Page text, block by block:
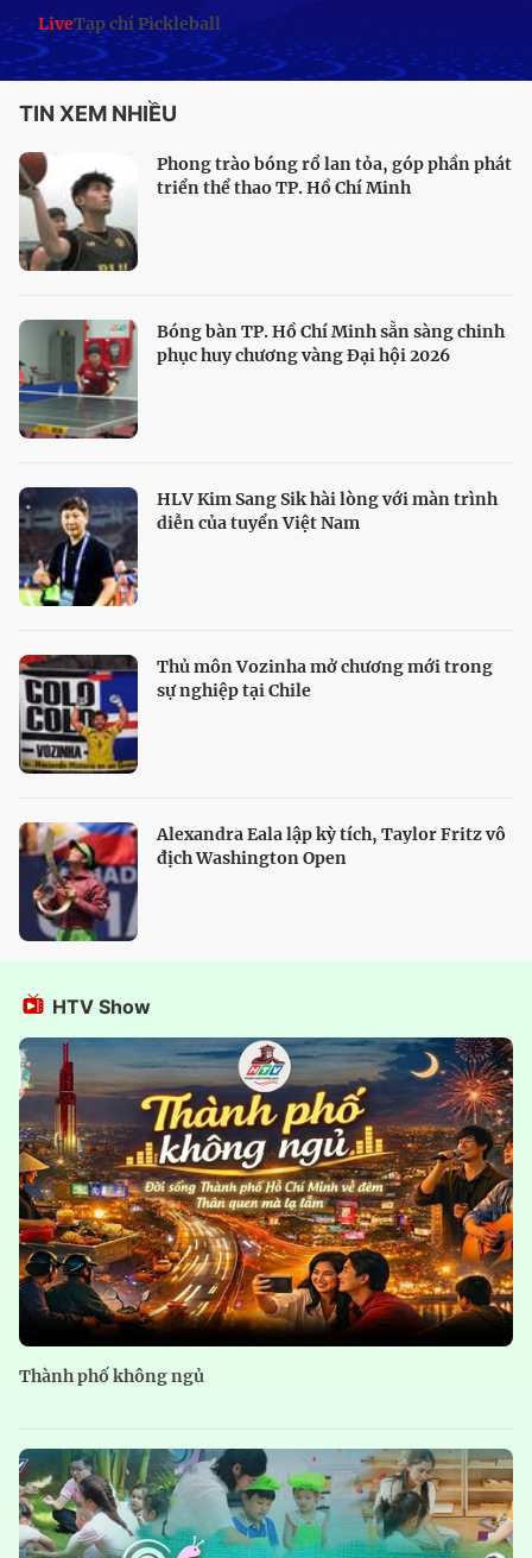
LiveTạp chí Pickleball
TIN XEM NHIỀU
Phong trào bóng rổ lan tỏa, góp phần phát
triển thể thao TP. Hồ Chí Minh
Bóng bàn TP. Hồ Chí Minh sẵn sàng chinh
phục huy chương vàng Đại hội 2026
HLV Kim Sang Sik hài lòng với màn trình
diễn của tuyển Việt Nam
Thủ môn Vozinha mở chương mới trong
sự nghiệp tại Chile
Alexandra Eala lập kỳ tích, Taylor Fritz vô
địch Washington Open
HTV Show
Thành phố không ngủ